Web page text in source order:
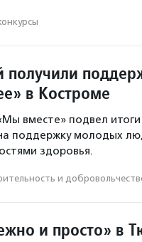
в Костроме
вместе» подвел
поддержку молодых
здоровья.
и
и просто» в